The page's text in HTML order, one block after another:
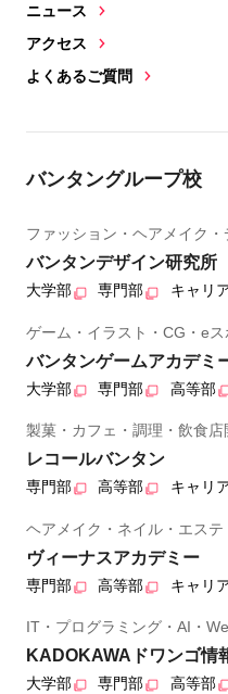
ニュース
アクセス
よくあるご質問
バンタングループ校
ファッション・ヘアメイク
バンタンデザイン研究所
大学部 専門部 キャリ
ゲーム・イラスト・CG・eス
バンタンゲームアカデミ
大学部 専門部 高等部
製菓・カフェ・調理・飲食店
レコールバンタン
専門部 高等部 キャリ
ヘアメイク・ネイル・エス
ヴィーナスアカデミー
専門部 高等部 キャリ
IT・プログラミング・AI・
KADOKAWAドワンゴ情
大学部 専門部 高等部